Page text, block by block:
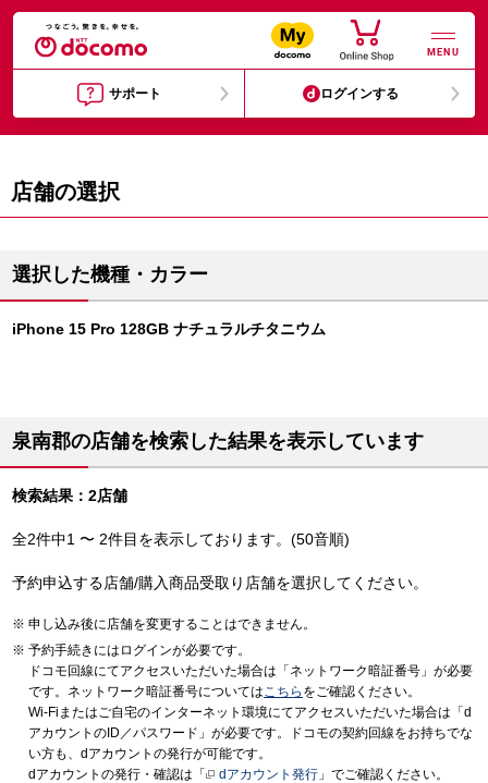
MENU
サポート ログインする
店舗の選択
選択した機種・カラー
iPhone 15 Pro 128GB ナチュラルチタニウム
泉南郡の店舗を検索した結果を表示しています
検索結果：2店舗
全2件中1 〜 2件目を表示しております。(50音順)
予約申込する店舗/購入商品受取り店舗を選択してください。
申し込み後に店舗を変更することはできません。
予約手続きにはログインが必要です。
ドコモ回線にてアクセスいただいた場合は「ネットワーク暗証番号」が必要
です。ネットワーク暗証番号についてはこちら をご確認ください。
Wi-Fiまたはご自宅のインターネット環境にてアクセスいただいた場合は「d
アカウントのID／パスワード」が必要です。ドコモの契約回線をお持ちでな
い方も、dアカウントの発行が可能です。
dアカウントの発行・確認は「
dアカウント発行 」でご確認ください。